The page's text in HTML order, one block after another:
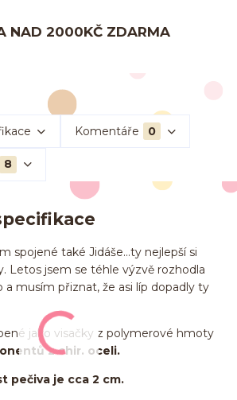
NAD 2000KČ ZDARMA
Komentáře 0
8
spojené také Jidáše...ty nejlepší si
Letos jsem se téhle výzvě rozhodla
a musím přiznat, že asi líp dopadly ty
jako visačky z polymerové hmoty
z chir. oceli.
pečiva je cca 2 cm.